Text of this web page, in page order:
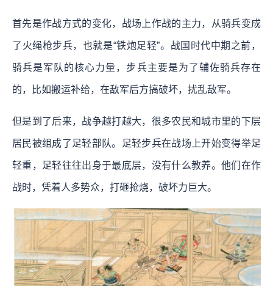
首先是作战方式的变化，战场上作战的主力，从骑兵变成
了火绳枪步兵，也就是“铁炮足轻”。战国时代中期之前，
骑兵是军队的核心力量，步兵主要是为了辅佐骑兵存在
的，比如搬运补给，在敌军后方搞破坏，扰乱敌军。
但是到了后来，战争越打越大，很多农民和城市里的下层
居民被组成了足轻部队。足轻步兵在战场上开始变得举足
轻重，足轻往往出身于最底层，没有什么教养。他们在作
战时，凭着人多势众，打砸抢烧，破坏力巨大。